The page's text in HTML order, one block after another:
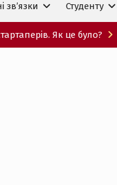
зв’язки Студенту
Як це було?